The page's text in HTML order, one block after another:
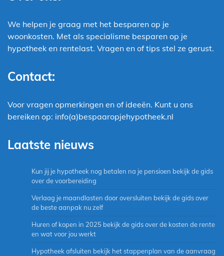
We helpen je graag met het besparen op je
woonkosten. Met als specialisme besparen op je
hypotheek en rentelast. Vragen en of tips stel ze gerust.
Contact:
Voor vragen opmerkingen en of ideeën. Kunt u ons
bereiken op: info(a)bespaaropjehypotheek.nl
Laatste nieuws
Kun jij je hypotheek nog betalen na je pensioen bekijk de gids
over de voorbereiding
Verlaag je maandlasten door oversluiten bekijk de gids over
de beste aanpak nu zelf
Huren of kopen in 2025 bekijk de gids over de kosten de rente
en wat voor jou werkt
Hypotheek afsluiten bekijk het stappenplan van de aanvraag